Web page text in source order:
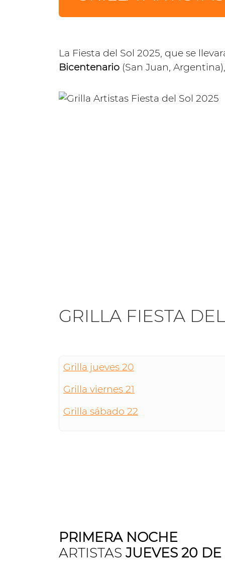
La Fiesta del Sol 2025, que se
Bicentenario (San Juan,
GRILLA FIESTA
Grilla jueves 20
Grilla viernes 21
Grilla sábado 22
PRIMERA NOCHE
ARTISTAS JUEVES 20